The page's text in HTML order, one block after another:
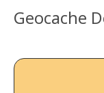
Geocache